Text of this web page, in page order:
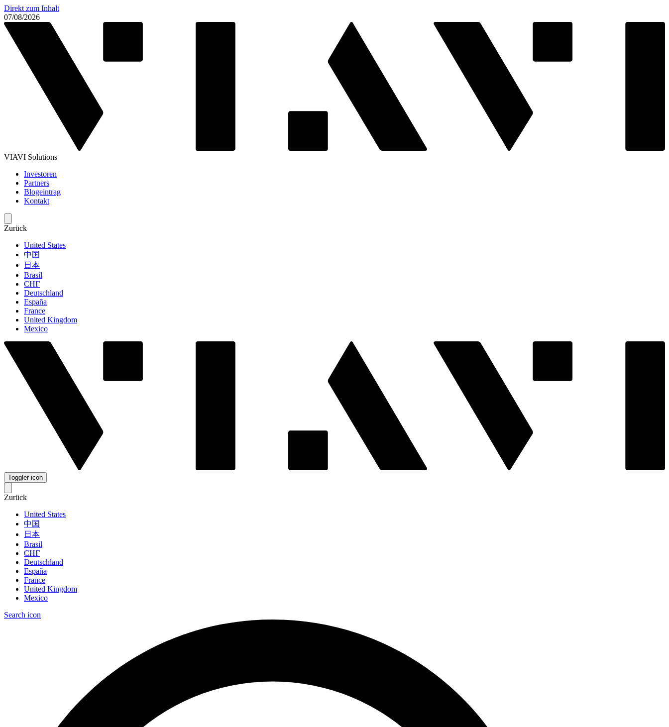
Direkt zum Inhalt
07/08/2026
VIAVI Solutions
Investoren
Partners
Blogeintrag
Kontakt
Zurück
United States
中国
日本
Brasil
СНГ
Deutschland
España
France
United Kingdom
Mexico
Toggler icon
Zurück
United States
中国
日本
Brasil
СНГ
Deutschland
España
France
United Kingdom
Mexico
Search icon